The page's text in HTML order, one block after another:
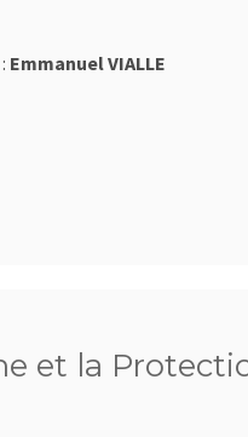
Emmanuel VIALLE
et la